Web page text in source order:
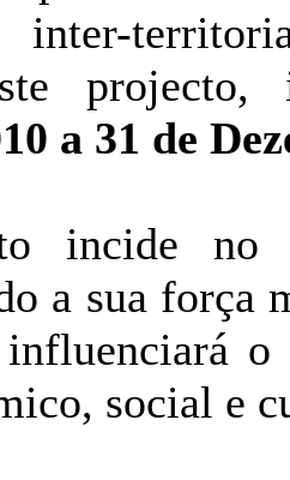
inter-
a 31 de
incide no
a sua força
o
social e